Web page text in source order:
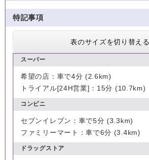
特記事項
表のサイズを切り替える
スーパー
希望の店：車で4分 (2.6km)
トライアル[24H営業]：15分 (10.7km)
コンビニ
セブンイレブン：車で5分 (3.3km)
ファミリーマート：車で6分 (3.4km)
ドラッグストア